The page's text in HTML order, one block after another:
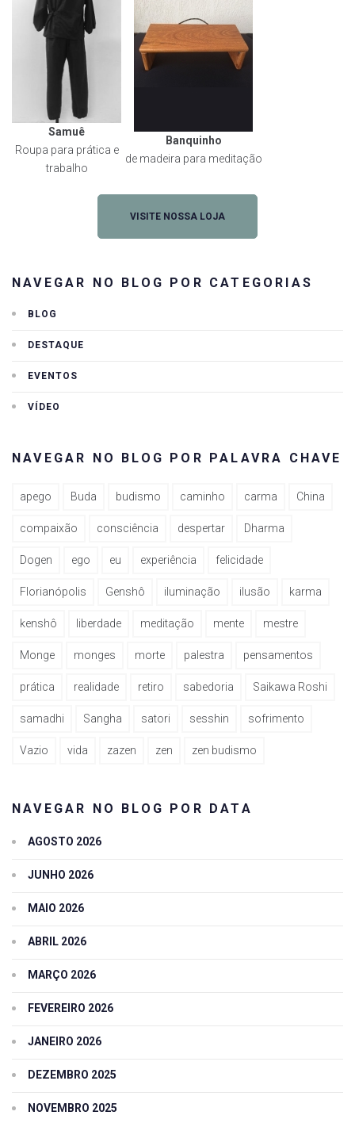
Samuê
Roupa para prática e
trabalho
Banquinho
de madeira para meditação
VISITE NOSSA LOJA
NAVEGAR NO BLOG POR CATEGORIAS
BLOG
DESTAQUE
EVENTOS
VÍDEO
NAVEGAR NO BLOG POR PALAVRA CHAVE
apego Buda budismo caminho carma China
compaixão consciência despertar Dharma
Dogen ego eu experiência felicidade
Florianópolis Genshô iluminação ilusão karma
kenshô liberdade meditação mente mestre
Monge monges morte palestra pensamentos
prática realidade retiro sabedoria Saikawa Roshi
samadhi Sangha satori sesshin sofrimento
Vazio vida zazen zen zen budismo
NAVEGAR NO BLOG POR DATA
AGOSTO 2026
JUNHO 2026
MAIO 2026
ABRIL 2026
MARÇO 2026
FEVEREIRO 2026
JANEIRO 2026
DEZEMBRO 2025
NOVEMBRO 2025